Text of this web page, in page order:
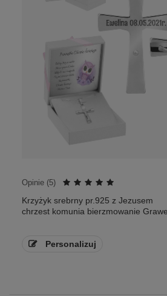
Opinie (5)
Krzyżyk srebrny pr.925 z Jezusem
chrzest komunia bierzmowanie
Personalizuj